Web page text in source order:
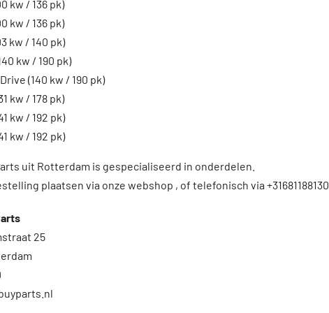
kw / 136 pk)
kw / 136 pk)
kw / 140 pk)
kw / 190 pk)
(140 kw / 190 pk)
kw / 178 pk)
kw / 192 pk)
kw / 192 pk)
uit Rotterdam is gespecialiseerd in onderdelen.
plaatsen via onze webshop , of telefonisch via +31681188130
25